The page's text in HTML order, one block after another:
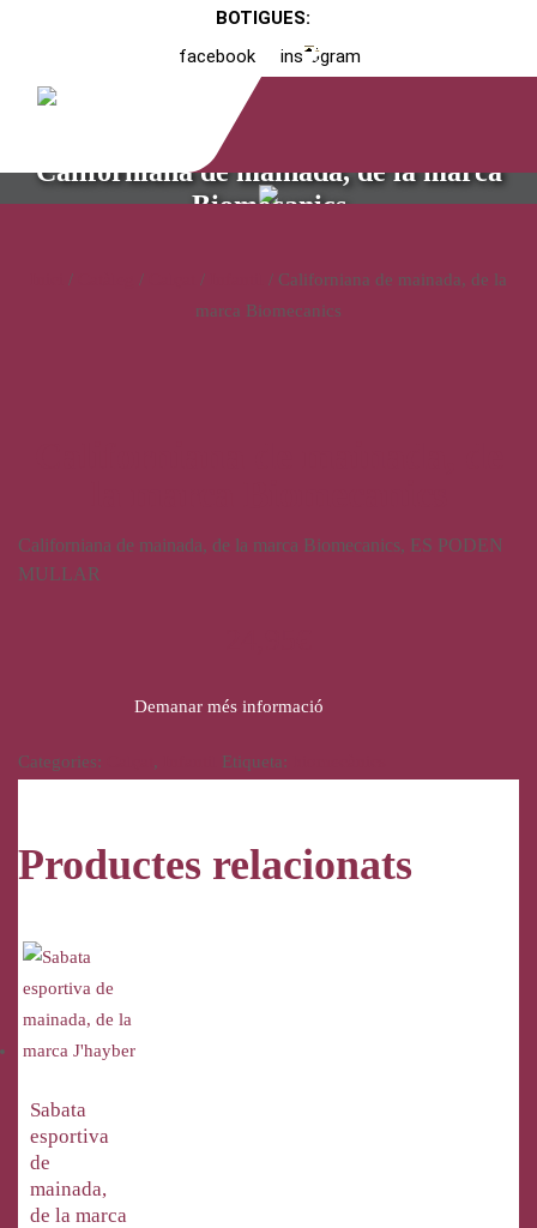
BOTIGUES:
facebook
instagram
Californiana de mainada, de la marca
Biomecanics
/ / /
/ Californiana de mainada, de la
marca Biomecanics
Californiana de mainada, de la marca Biomecanics, ES PODEN
MULLAR
Demanar més informació
Categories: , Etiqueta:
Productes relacionats
Sabata
esportiva
de
mainada,
de la marca